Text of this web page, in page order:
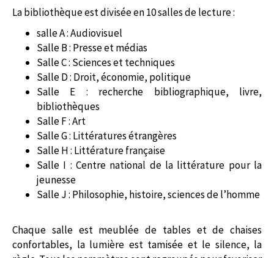
La bibliothèque est divisée en 10 salles de lecture :
salle A : Audiovisuel
Salle B : Presse et médias
Salle C : Sciences et techniques
Salle D : Droit, économie, politique
Salle E : recherche bibliographique, livre,
bibliothèques
Salle F : Art
Salle G : Littératures étrangères
Salle H : Littérature française
Salle I : Centre national de la littérature pour la
jeunesse
Salle J : Philosophie, histoire, sciences de l’homme
Chaque salle est meublée de tables et de chaises
confortables, la lumière est tamisée et le silence, la